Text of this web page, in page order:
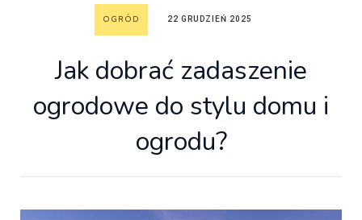
OGRÓD 22 GRUDZIEŃ 2025
Jak dobrać zadaszenie
ogrodowe do stylu domu i
ogrodu?